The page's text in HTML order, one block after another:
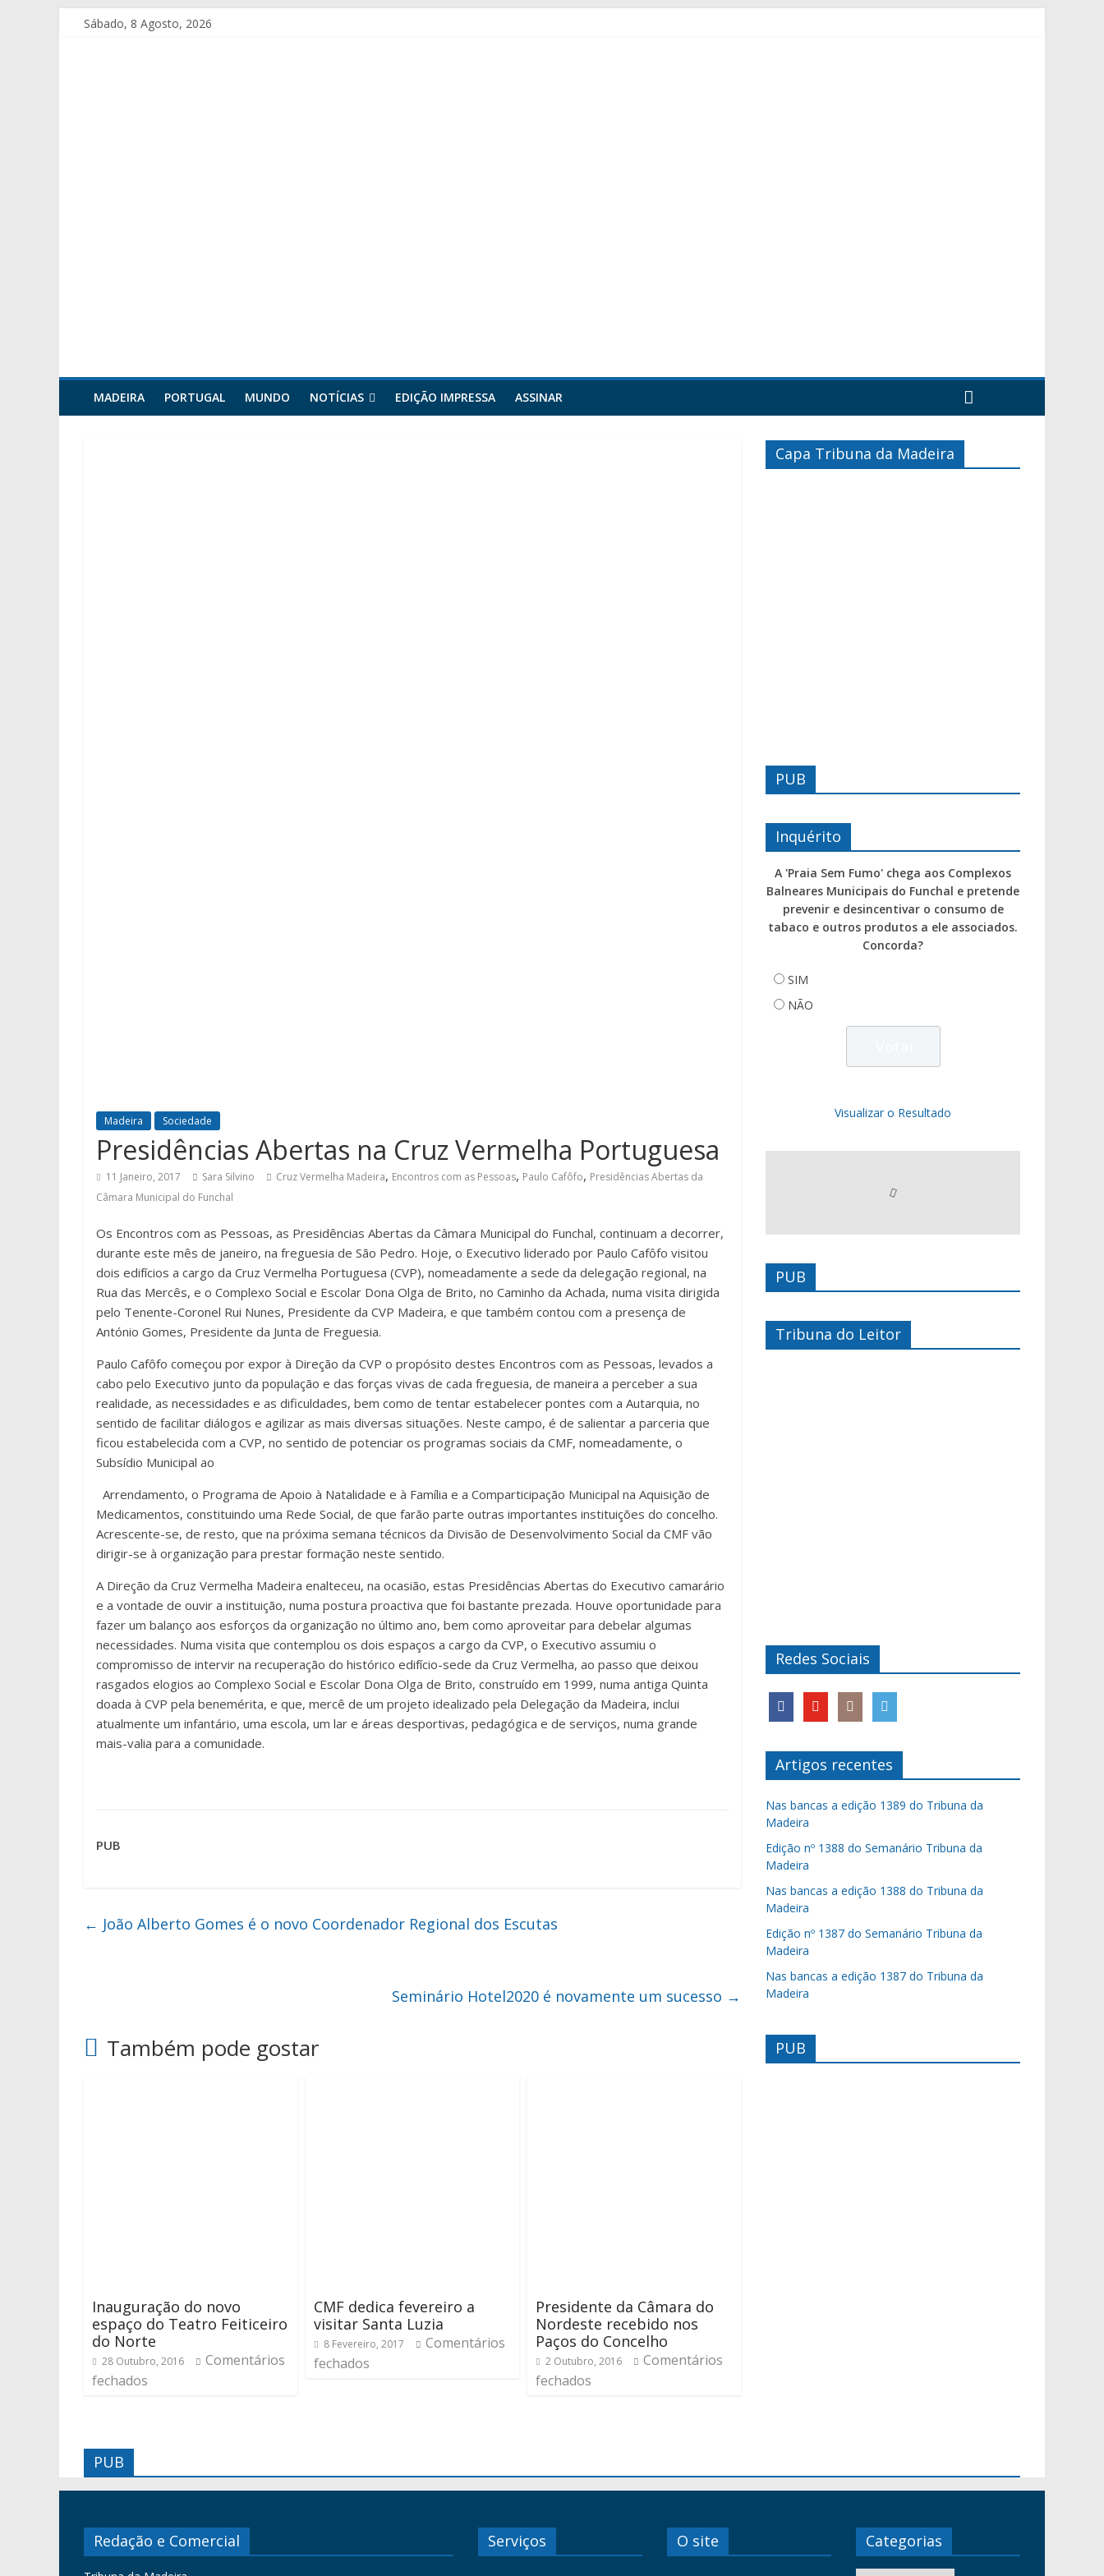
Sábado, 8 Agosto, 2026
MADEIRA PORTUGAL MUNDO NOTÍCIAS EDIÇÃO IMPRESSA ASSINAR
Madeira Sociedade
Presidências Abertas na Cruz Vermelha Portuguesa
11 Janeiro, 2017 Sara Silvino Cruz Vermelha Madeira, Encontros com as Pessoas, Paulo Cafôfo, Presidências Abertas da
Câmara Municipal do Funchal
Os Encontros com as Pessoas, as Presidências Abertas da Câmara Municipal do Funchal, continuam a decorrer,
durante este mês de janeiro, na freguesia de São Pedro. Hoje, o Executivo liderado por Paulo Cafôfo visitou
dois edifícios a cargo da Cruz Vermelha Portuguesa (CVP), nomeadamente a sede da delegação regional, na
Rua das Mercês, e o Complexo Social e Escolar Dona Olga de Brito, no Caminho da Achada, numa visita dirigida
pelo Tenente-Coronel Rui Nunes, Presidente da CVP Madeira, e que também contou com a presença de
António Gomes, Presidente da Junta de Freguesia.
Paulo Cafôfo começou por expor à Direção da CVP o propósito destes Encontros com as Pessoas, levados a
cabo pelo Executivo junto da população e das forças vivas de cada freguesia, de maneira a perceber a sua
realidade, as necessidades e as dificuldades, bem como de tentar estabelecer pontes com a Autarquia, no
sentido de facilitar diálogos e agilizar as mais diversas situações. Neste campo, é de salientar a parceria que
ficou estabelecida com a CVP, no sentido de potenciar os programas sociais da CMF, nomeadamente, o
Subsídio Municipal ao
Arrendamento, o Programa de Apoio à Natalidade e à Família e a Comparticipação Municipal na Aquisição de
Medicamentos, constituindo uma Rede Social, de que farão parte outras importantes instituições do concelho.
Acrescente-se, de resto, que na próxima semana técnicos da Divisão de Desenvolvimento Social da CMF vão
dirigir-se à organização para prestar formação neste sentido.
A Direção da Cruz Vermelha Madeira enalteceu, na ocasião, estas Presidências Abertas do Executivo camarário
e a vontade de ouvir a instituição, numa postura proactiva que foi bastante prezada. Houve oportunidade para
fazer um balanço aos esforços da organização no último ano, bem como aproveitar para debelar algumas
necessidades. Numa visita que contemplou os dois espaços a cargo da CVP, o Executivo assumiu o
compromisso de intervir na recuperação do histórico edifício-sede da Cruz Vermelha, ao passo que deixou
rasgados elogios ao Complexo Social e Escolar Dona Olga de Brito, construído em 1999, numa antiga Quinta
doada à CVP pela benemérita, e que, mercê de um projeto idealizado pela Delegação da Madeira, inclui
atualmente um infantário, uma escola, um lar e áreas desportivas, pedagógica e de serviços, numa grande
mais-valia para a comunidade.
PUB
← João Alberto Gomes é o novo Coordenador Regional dos Escutas
Seminário Hotel2020 é novamente um sucesso →
Também pode gostar
Inauguração do novo
espaço do Teatro Feiticeiro
do Norte
28 Outubro, 2016
Comentários
fechados
CMF dedica fevereiro a
visitar Santa Luzia
8 Fevereiro, 2017
Comentários
fechados
Presidente da Câmara do
Nordeste recebido nos
Paços do Concelho
2 Outubro, 2016
Comentários
fechados
Capa Tribuna da Madeira
PUB
Inquérito
A 'Praia Sem Fumo' chega aos Complexos
Balneares Municipais do Funchal e pretende
prevenir e desincentivar o consumo de
tabaco e outros produtos a ele associados.
Concorda?
SIM
NÃO
Visualizar o Resultado
PUB
Tribuna do Leitor
Redes Sociais
Artigos recentes
Nas bancas a edição 1389 do Tribuna da
Madeira
Edição nº 1388 do Semanário Tribuna da
Madeira
Nas bancas a edição 1388 do Tribuna da
Madeira
Edição nº 1387 do Semanário Tribuna da
Madeira
Nas bancas a edição 1387 do Tribuna da
Madeira
PUB
PUB
Redação e Comercial Serviços O site Categorias